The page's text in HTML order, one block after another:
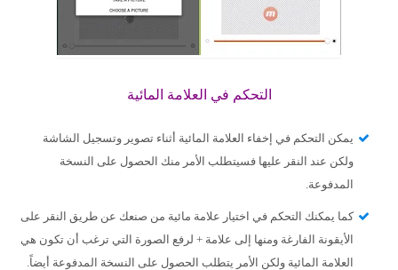
التحكم في العلامة المائية
يمكن التحكم في إخفاء العلامة المائية أثناء تصوير وتسجيل الشاشة
ولكن عند النقر عليها فسيتطلب الأمر منك الحصول على النسخة
المدفوعة.
كما يمكنك التحكم في اختيار علامة مائية من صنعك عن طريق النقر على
الأيقونة الفارغة ومنها إلى علامة + لرفع الصورة التي ترغب أن تكون هي
العلامة المائية ولكن الأمر يتطلب الحصول على النسخة المدفوعة أيضاً.